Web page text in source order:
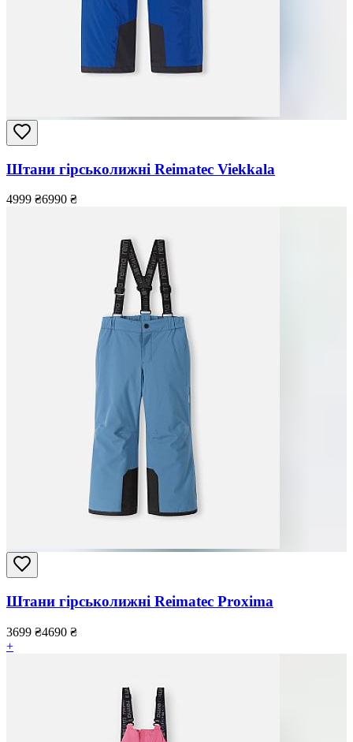
Штани гірськолижні Reimatec Viekkala
4999 ₴6990 ₴
Штани гірськолижні Reimatec Proxima
3699 ₴4690 ₴
+